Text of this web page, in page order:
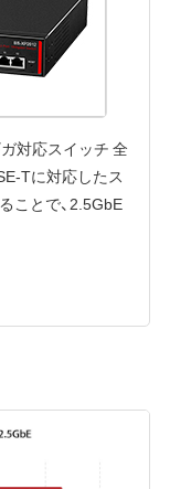
対応スイッチ 全
Tに対応したス
ことで、2.5GbE